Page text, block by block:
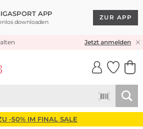
APP
downloaden
ZUR APP
VERSAND* & RÜCKVERSANDJetzt anmelden
-50% IM FINAL SALE